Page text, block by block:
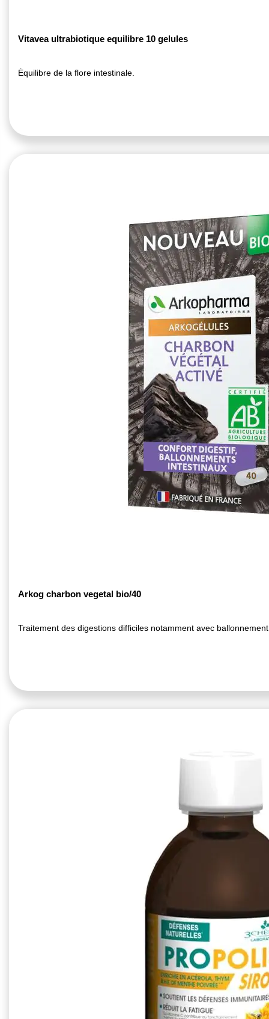
Vitavea ultrabiotique equilibre 10 gelules
Équilibre de la flore intestinale.
Arkog charbon vegetal bio/40
Traitement des digestions difficiles notamment avec